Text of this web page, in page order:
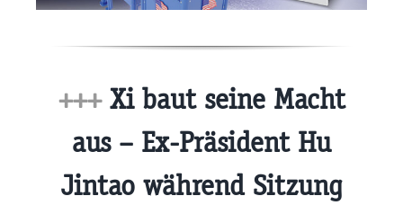
+++Xi baut seine Macht
aus – Ex-Präsident Hu
Jintao während Sitzung